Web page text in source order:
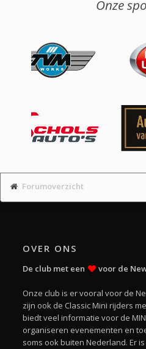
Onze
Forumoverzicht
OVER ONS
De club met een voor de
Onze club is er vooral voor de
zijn ook de Classic Mini rijders
biedt veel informatie voor de
organiseren evenementen en
soms ook buiten Nederland. Er